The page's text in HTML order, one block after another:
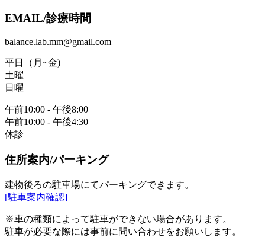
EMAIL/診療時間
balance.lab.mm@gmail.com
平日（月~金)
土曜
日曜
午前10:00 - 午後8:00
午前10:00 - 午後4:30
休診
住所案内/パーキング
建物後ろの駐車場にてパーキングできます。
[駐車案内確認]
※車の種類によって駐車ができない場合があります。
駐車が必要な際には事前に問い合わせをお願いします。